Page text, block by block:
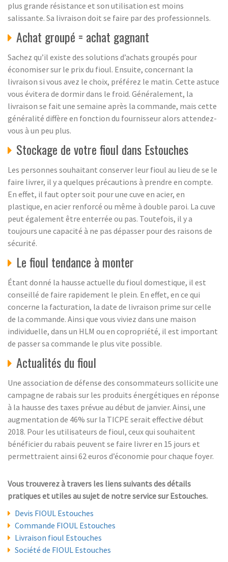
plus grande résistance et son utilisation est moins
salissante. Sa livraison doit se faire par des professionnels.
Achat groupé = achat gagnant
Sachez qu’il existe des solutions d’achats groupés pour
économiser sur le prix du fioul. Ensuite, concernant la
livraison si vous avez le choix, préférez le matin. Cette astuce
vous évitera de dormir dans le froid. Généralement, la
livraison se fait une semaine après la commande, mais cette
généralité diffère en fonction du fournisseur alors attendez-
vous à un peu plus.
Stockage de votre fioul dans Estouches
Les personnes souhaitant conserver leur fioul au lieu de se le
faire livrer, il y a quelques précautions à prendre en compte.
En effet, il faut opter soit pour une cuve en acier, en
plastique, en acier renforcé ou même à double paroi. La cuve
peut également être enterrée ou pas. Toutefois, il y a
toujours une capacité à ne pas dépasser pour des raisons de
sécurité.
Le fioul tendance à monter
Étant donné la hausse actuelle du fioul domestique, il est
conseillé de faire rapidement le plein. En effet, en ce qui
concerne la facturation, la date de livraison prime sur celle
de la commande. Ainsi que vous viviez dans une maison
individuelle, dans un HLM ou en copropriété, il est important
de passer sa commande le plus vite possible.
Actualités du fioul
Une association de défense des consommateurs sollicite une
campagne de rabais sur les produits énergétiques en réponse
à la hausse des taxes prévue au début de janvier. Ainsi, une
augmentation de 46% sur la TICPE serait effective début
2018. Pour les utilisateurs de fioul, ceux qui souhaitent
bénéficier du rabais peuvent se faire livrer en 15 jours et
permettraient ainsi 62 euros d’économie pour chaque foyer.
Vous trouverez à travers les liens suivants des détails
pratiques et utiles au sujet de notre service sur Estouches.
Devis FIOUL Estouches
Commande FIOUL Estouches
Livraison fioul Estouches
Société de FIOUL Estouches